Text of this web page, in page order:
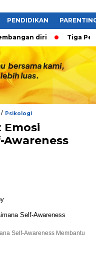
PENDIDIKAN
diri Tiga
/ Psikologi
Emosi
Self-Awareness Membantu